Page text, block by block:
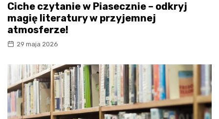
Ciche czytanie w Piasecznie – odkryj
magię literatury w przyjemnej
atmosferze!
29 maja 2026